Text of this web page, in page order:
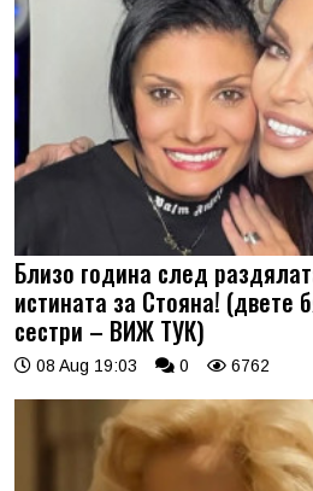
Близо година след
истината за Стояна! (двете
сестри – ВИЖ ТУК)
08 Aug 19:03 0 6762